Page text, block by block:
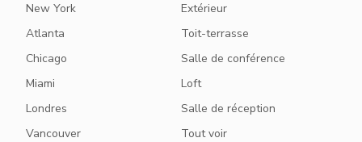
New York
Atlanta
Chicago
Miami
Londres
Vancouver
Extérieur
Toit-terrasse
Salle de conférence
Loft
Salle de réception
Tout voir